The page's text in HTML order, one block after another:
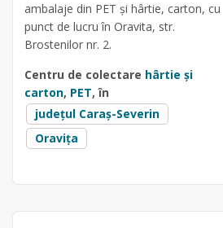
ambalaje din PET și hârtie, carton, cu
punct de lucru în Oravita, str.
Brostenilor nr. 2.
Centru de colectare hârtie și
carton, PET, în
județul Caraș-Severin
Oravița